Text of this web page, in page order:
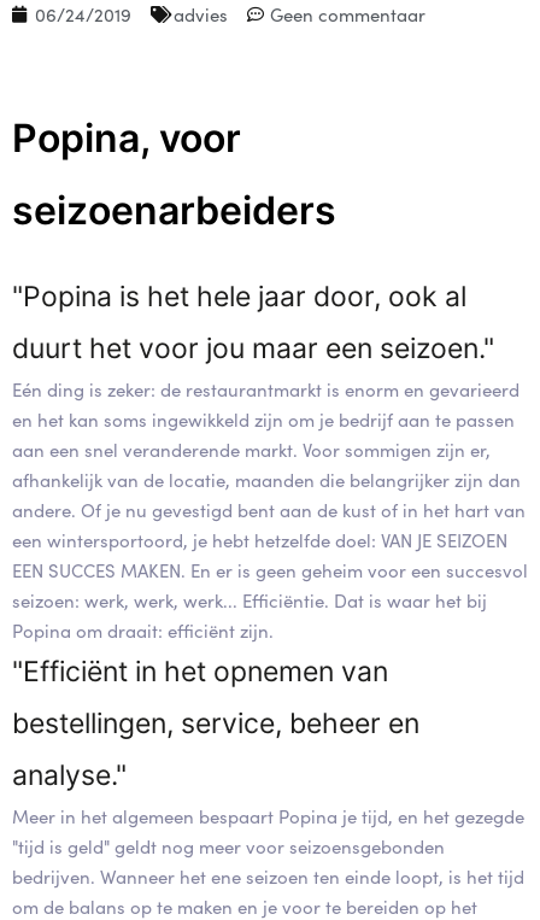
06/24/2019 advies Geen commentaar
Popina, voor
seizoenarbeiders
"Popina is het hele jaar door, ook al
duurt het voor jou maar een seizoen."
Eén ding is zeker: de restaurantmarkt is enorm en gevarieerd
en het kan soms ingewikkeld zijn om je bedrijf aan te passen
aan een snel veranderende markt. Voor sommigen zijn er,
afhankelijk van de locatie, maanden die belangrijker zijn dan
andere. Of je nu gevestigd bent aan de kust of in het hart van
een wintersportoord, je hebt hetzelfde doel: VAN JE SEIZOEN
EEN SUCCES MAKEN. En er is geen geheim voor een succesvol
seizoen: werk, werk, werk... Efficiëntie. Dat is waar het bij
Popina om draait: efficiënt zijn.
"Efficiënt in het opnemen van
bestellingen, service, beheer en
analyse."
Meer in het algemeen bespaart Popina je tijd, en het gezegde
"tijd is geld" geldt nog meer voor seizoensgebonden
bedrijven. Wanneer het ene seizoen ten einde loopt, is het tijd
om de balans op te maken en je voor te bereiden op het